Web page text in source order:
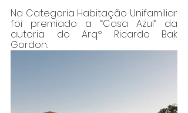
Na Categoria Habitação Unifamiliar
foi premiado a “Casa Azul” da
autoria do Arq.º Ricardo Bak
Gordon.